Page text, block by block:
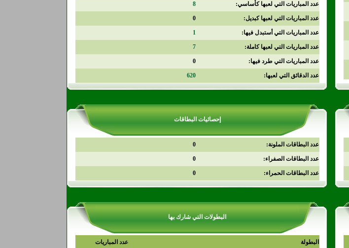
عدد المباريات التي لعبها كأساسي: 8
عدد المباريات التي لعبها كبديل: 0
عدد المباريات التي أستبدل فيها: 1
عدد المباريات التي لعبها كاملة: 7
عدد المباريات التي طرد فيها: 0
عدد الدقائق التي لعبها: 620
إحصائيات البطاقات
عدد البطاقات الملونة: 0
عدد البطاقات الصفراء: 0
عدد البطاقات الحمراء: 0
البطولات التي شارك بها
البطولة عدد المباريات